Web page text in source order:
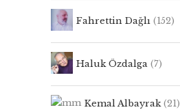
Fahrettin Dağlı (152)
Haluk Özdalga (7)
Kemal Albayrak(21)